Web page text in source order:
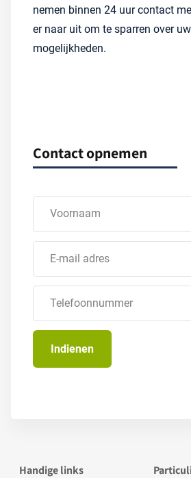
nemen binnen 24 uur contact
er naar uit om te sparren over
mogelijkheden.
Contact opnemen
Handige links